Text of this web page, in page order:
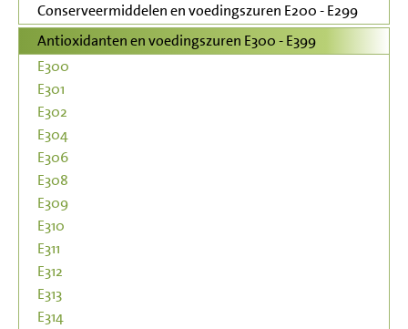
Conserveermiddelen en voedingszuren E200 - E299
Antioxidanten en voedingszuren E300 - E399
E300
E301
E302
E304
E306
E308
E309
E310
E311
E312
E313
E314